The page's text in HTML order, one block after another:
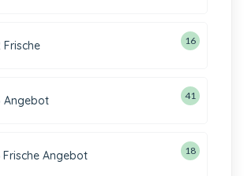
Frische 16
Angebot 41
Frische Angebot 18